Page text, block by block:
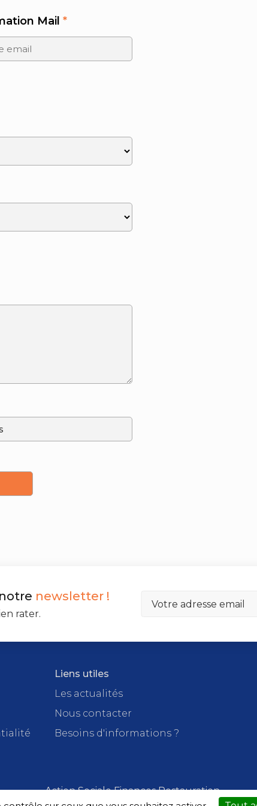
Mail *
Liens utiles
Les actualités
Nous contacter
Besoins d'informations ?
newsletter !
rater.
Action Sociale Finances Restauration